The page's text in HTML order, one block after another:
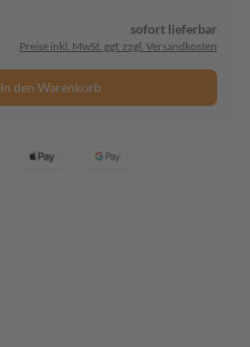
sofort lieferbar
Preise inkl. MwSt. ggf. zzgl. Versandkosten
In den Warenkorb